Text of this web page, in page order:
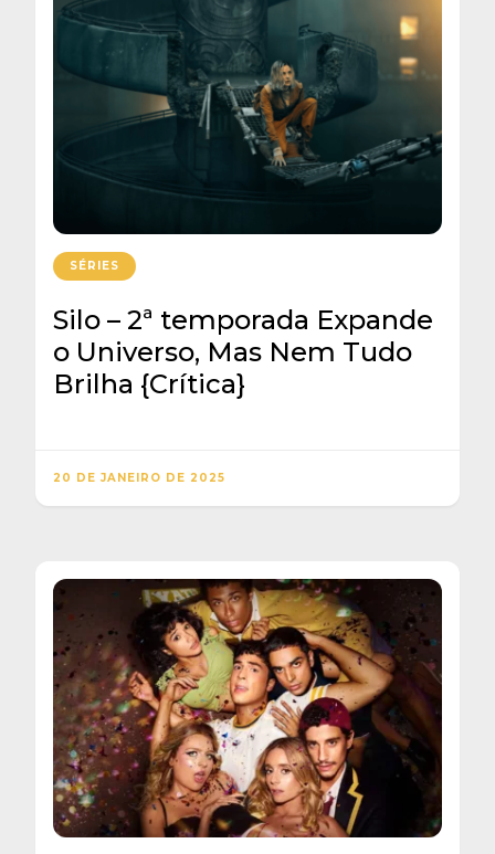
SÉRIES
Silo – 2ª temporada Expande
o Universo, Mas Nem Tudo
Brilha {Crítica}
20 DE JANEIRO DE 2025